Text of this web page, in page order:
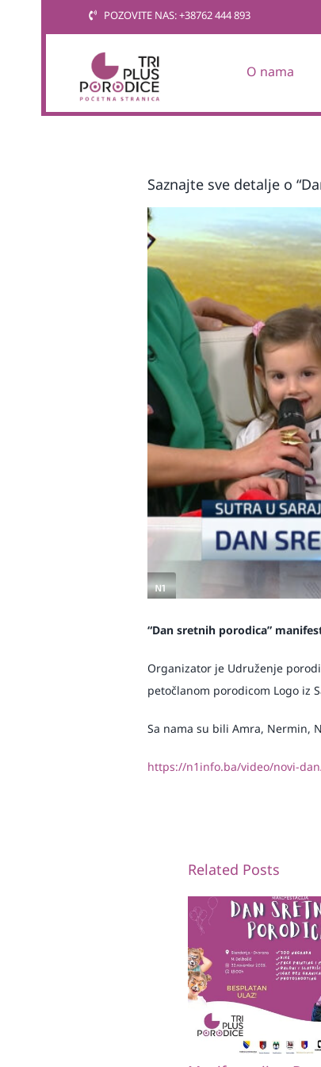
POZOVITE NAS: +38762 444 893
O nama
Saznajte sve detalje o
“Dan sretnih porodica”
Organizator je Udruženje
petočlanom porodicom Logo iz
Sa nama su bili Amra, Nermin,
https://n1info.ba/video/novi-
Related Posts